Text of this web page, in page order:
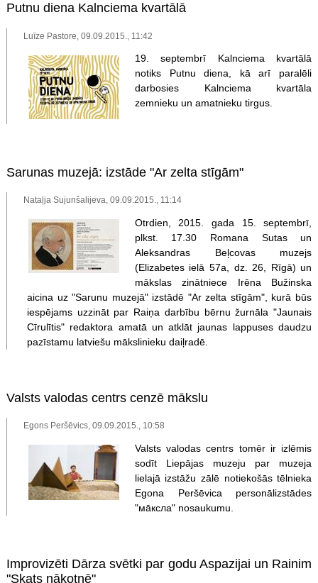
Putnu diena Kalnciema kvartālā
Luīze Pastore, 09.09.2015., 11:42
19. septembrī Kalnciema kvartālā
notiks Putnu diena, kā arī paralēli
darbosies Kalnciema kvartāla
zemnieku un amatnieku tirgus.
Sarunas muzejā: izstāde "Ar zelta stīgām"
Nataļja Sujunšalijeva, 09.09.2015., 11:14
Otrdien, 2015. gada 15. septembrī,
plkst. 17.30 Romana Sutas un
Aleksandras Beļcovas muzejs
(Elizabetes ielā 57a, dz. 26, Rīgā) un
mākslas zinātniece Irēna Bužinska
aicina uz "Sarunu muzejā" izstādē "Ar zelta stīgām", kurā būs
iespējams uzzināt par Raiņa darbību bērnu žurnāla "Jaunais
Cīrulītis" redaktora amatā un atklāt jaunas lappuses daudzu
pazīstamu latviešu mākslinieku daiļradē.
Valsts valodas centrs cenzē mākslu
Egons Peršēvics, 09.09.2015., 10:58
Valsts valodas centrs tomēr ir izlēmis
sodīt Liepājas muzeju par muzeja
lielajā izstāžu zālē notiekošās tēlnieka
Egona Peršēvica personālizstādes
"мāксла" nosaukumu.
Improvizēti Dārza svētki par godu Aspazijai un Rainim
"Skats nākotnē"